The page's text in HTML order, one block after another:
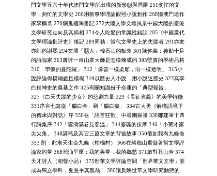
門文學五六十年代澳門文學所出現的新形態與局限 251匆忙的文
學，匆忙的文學史 266用敘事學理論觀照小說創作 268憶澳門老作
家李鵬翥 270爛鬼樓淘書記 272大陸文學文壇風景中國大陸的臺港
文學研究走向及其病相 274令人吃驚的常識性錯誤 285《中國當代
文學理論批評史》後記 289周勃：當代文學史上的失蹤者 291亦友
亦師的謝冕 294文壇「惡人」韓石山的板斧 301陳仲義：後勁十足
的詩論家 303書評一朿山寨大師是怎樣煉成的 305堅實的學術品格
310「帶淚的曼陀羅」 312「像雲一樣柔順，雨一樣透明」 315小
說評論得模糊處且模糊 319以歷史入小說，用小說述歷史 323寫李
白精神史的奠基之作 325有關知識份子命運的「典型報告」
327《白天失蹤的少女》的悲劇力量 329《長征演義》的美學特徵
331序言七篇從「腦白金」到「腦白癡」 334古大勇《解構語境下
的傳承與對話》序 336在「語言狂歡」中尋幽探勝 338鄒建軍十四
行詩集序 342「雲濤滿卷見春溫」 344靈魂的按摩 346「小荷才露
尖尖角」 348講稿及其它三篇文章的背後故事 350假如我有九條命
353 附：此老天生命九條（柏榴村） 366在珞珈山麓做著當文學評
論家的夢 368潮汕平原：我的美夢，我的鄉愁 371敢對孔山吟 374
天才詩人（相聲小品） 375世華文學評論空間「世界華文文學」要
成為獨立學科，戛戛乎其難哉！ 380讓反映世華文學研究動態的